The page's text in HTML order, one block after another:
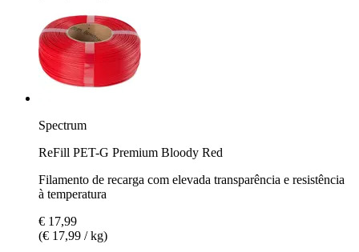
Spectrum
ReFill PET-G Premium Bloody Red
Filamento de recarga com elevada transparência e resistência
à temperatura
€ 17,99
(€ 17,99 / kg)